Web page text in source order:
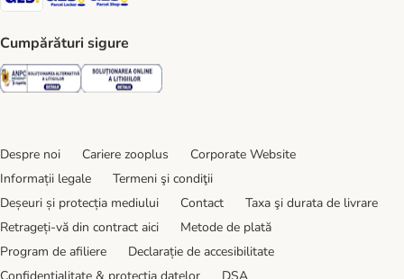
Cumpărături sigure
Security Security
Despre noi Cariere zooplus
Corporate Website
Informații legale
Termeni şi condiţii
Deșeuri și protecția mediului
Contact
Taxa şi durata de livrare
Retrageți-vă din contract aici
Metode de plată
Program de afiliere
Declarație de accesibilitate